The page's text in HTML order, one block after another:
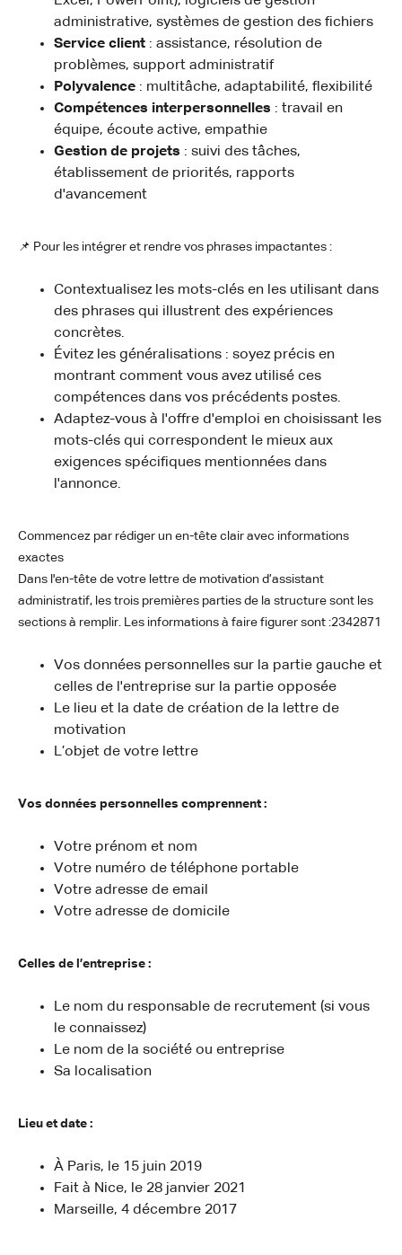
administrative, systèmes de gestion des fichiers
Service client : assistance, résolution de
problèmes, support administratif
Polyvalence : multitâche, adaptabilité, flexibilité
Compétences interpersonnelles : travail en
équipe, écoute active, empathie
Gestion de projets : suivi des tâches,
établissement de priorités, rapports
d'avancement
📌 Pour les intégrer et rendre vos phrases impactantes :
Contextualisez les mots-clés en les utilisant dans
des phrases qui illustrent des expériences
concrètes.
Évitez les généralisations : soyez précis en
montrant comment vous avez utilisé ces
compétences dans vos précédents postes.
Adaptez-vous à l'offre d'emploi en choisissant les
mots-clés qui correspondent le mieux aux
exigences spécifiques mentionnées dans
l'annonce.
Commencez par rédiger un en-tête clair avec informations
exactes
Dans l'en-tête de votre lettre de motivation d’assistant
administratif, les trois premières parties de la structure sont les
sections à remplir. Les informations à faire figurer sont :2342871
Vos données personnelles sur la partie gauche et
celles de l'entreprise sur la partie opposée
Le lieu et la date de création de la lettre de
motivation
L’objet de votre lettre
Vos données personnelles comprennent :
Votre prénom et nom
Votre numéro de téléphone portable
Votre adresse de email
Votre adresse de domicile
Celles de l’entreprise :
Le nom du responsable de recrutement (si vous
le connaissez)
Le nom de la société ou entreprise
Sa localisation
Lieu et date :
À Paris, le 15 juin 2019
Fait à Nice, le 28 janvier 2021
Marseille, 4 décembre 2017